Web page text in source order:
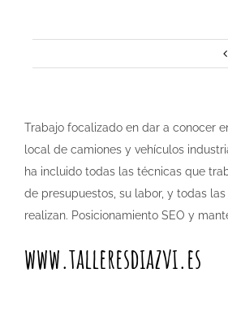
Trabajo focalizado en dar a conocer
local de camiones y vehículos
ha incluido todas las técnicas que
de presupuestos, su labor, y todas
realizan. Posicionamiento SEO y
www.talleresdiazvi.es